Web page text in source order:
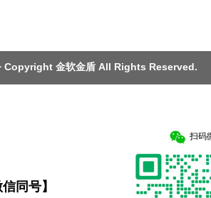
Copyright 金软金盾 All Rights Reserved.
同号】
扫码